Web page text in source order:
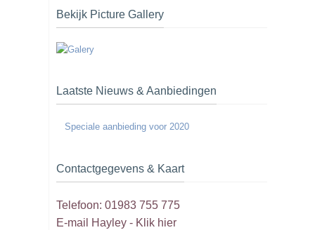
Bekijk Picture Gallery
Laatste Nieuws & Aanbiedingen
Speciale aanbieding voor 2020
Contactgegevens & Kaart
Telefoon: 01983 755 775
E-mail Hayley - Klik hier